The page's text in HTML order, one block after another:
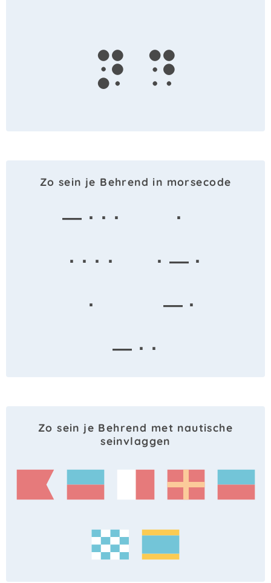
n d
Zo sein je Behrend in morsecode
— · · ·
·
· · · ·
· — ·
·
— ·
— · ·
Zo sein je Behrend met nautische
seinvlaggen